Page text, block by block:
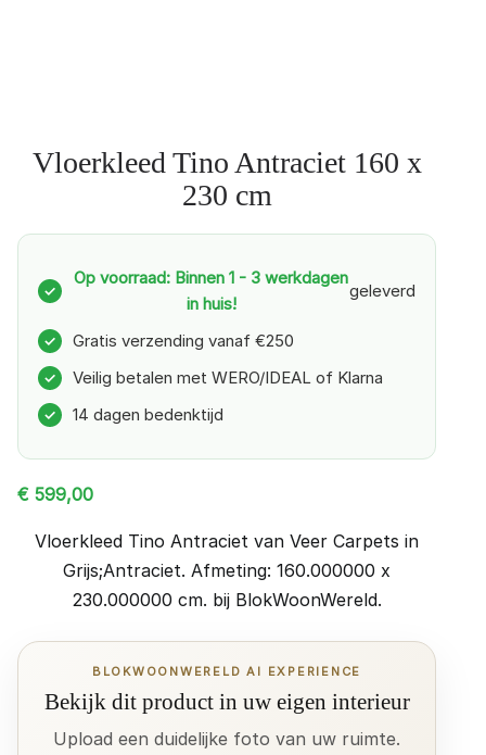
Vloerkleed Tino Antraciet 160 x
230 cm
✓
Op voorraad: Binnen 1 - 3 werkdagen
in huis!
geleverd
✓ Gratis verzending vanaf €250
✓ Veilig betalen met WERO/IDEAL of Klarna
✓ 14 dagen bedenktijd
€ 599,00
Vloerkleed Tino Antraciet van Veer Carpets in
Grijs;Antraciet. Afmeting: 160.000000 x
230.000000 cm. bij BlokWoonWereld.
BLOKWOONWERELD AI EXPERIENCE
Bekijk dit product in uw eigen interieur
Upload een duidelijke foto van uw ruimte.